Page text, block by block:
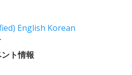
English Korean
ト情報